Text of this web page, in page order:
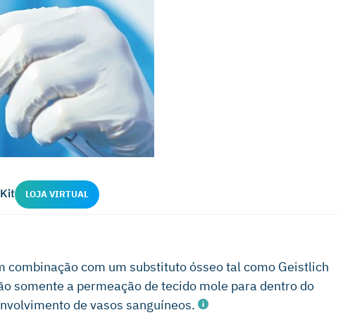
LOJA VIRTUAL
combinação com um substituto ósseo tal como Geistlich
somente a permeação de tecido mole para dentro do
de vasos sanguíneos.